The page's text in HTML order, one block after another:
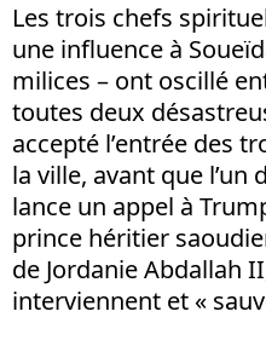
Les trois chefs
une influence à
milices – ont oscillé
toutes deux
accepté l’entrée des
la ville, avant que l’un
lance un appel à
prince héritier
de Jordanie Abdallah
interviennent et «